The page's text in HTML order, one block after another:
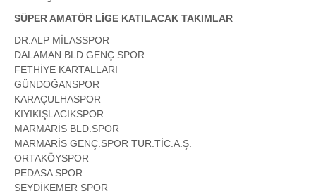
SÜPER AMATÖR LİGE KATILACAK TAKIMLAR
DR.ALP MİLASSPOR
DALAMAN BLD.GENÇ.SPOR
FETHİYE KARTALLARI
GÜNDOĞANSPOR
KARAÇULHASPOR
KIYIKIŞLACIKSPOR
MARMARİS BLD.SPOR
MARMARİS GENÇ.SPOR TUR.TİC.A.Ş.
ORTAKÖYSPOR
PEDASA SPOR
SEYDİKEMER SPOR